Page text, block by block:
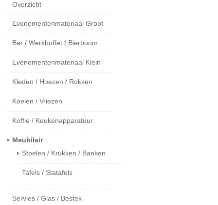
Overzicht
Evenementenmateriaal Groot
Bar / Werkbuffet / Bierboom
Evenementenmateriaal Klein
Kleden / Hoezen / Rokken
Koelen / Vriezen
Koffie / Keukenapparatuur
Meubilair
Stoelen / Krukken / Banken
Tafels / Statafels
Servies / Glas / Bestek